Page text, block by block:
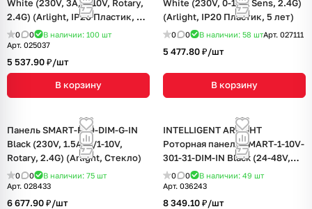
White (230V, 3A, 0-10V, Rotary,
2.4G) (Arlight, IP20 Пластик, 5
лет)
0 0 В наличии: 100 шт
Арт. 025037
5 537.90 ₽/шт
В корзину
White (230V, 0-10V, Sens, 2.4G)
(Arlight, IP20 Пластик, 5 лет)
0 0 В наличии: 58 штАрт. 027111
5 477.80 ₽/шт
В корзину
Панель SMART-P99-DIM-G-IN
Black (230V, 1.5A, 0/1-10V,
Rotary, 2.4G) (Arlight, Стекло)
0 0 В наличии: 75 шт
Арт. 028433
6 677.90 ₽/шт
INTELLIGENT ARLIGHT
Роторная панель SMART-1-10V-
301-31-DIM-IN Black (24-48V,
2.4G) (IARL, IP20 Пластик, 5
лет)
0 0 В наличии: 49 шт
Арт. 036243
8 349.10 ₽/шт